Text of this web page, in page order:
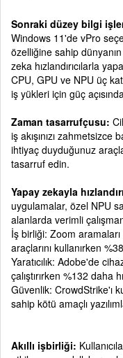
Sonraki düzey bilgi
Windows 11'de vPro
özelliğine sahip
zeka hızlandırıcılarla
CPU, GPU ve NPU üç
iş yükleri için güç
Zaman tasarrufçusu:
iş akışınızı
ihtiyaç duyduğunuz
tasarruf edin.
Yapay zekayla
uygulamalar, özel NPU
alanlarda verimli
İş birliği: Zoom
araçlarını kullanırken
Yaratıcılık: Adobe'de
çalıştırırken %132 daha
Güvenlik: CrowdStrike'ı
sahip kötü amaçlı
Akıllı işbirliği: